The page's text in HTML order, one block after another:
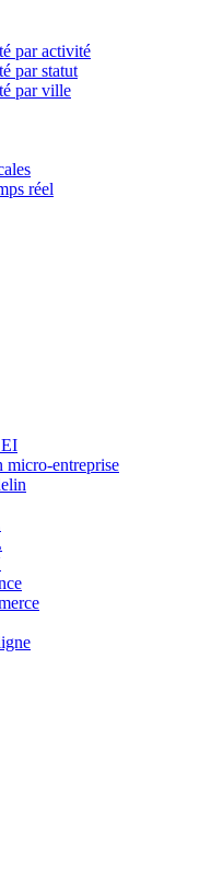
par activité
par statut
par ville
réel
micro-entreprise